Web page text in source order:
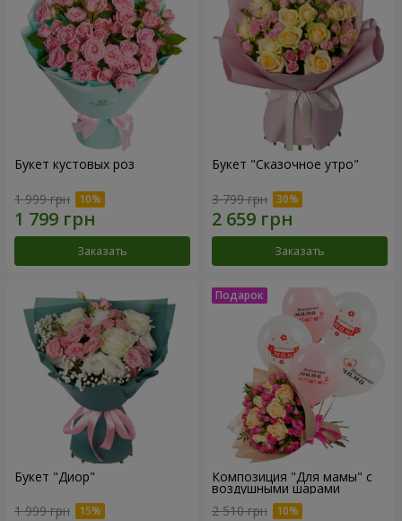
Букет кустовых роз
1 999 грн
Заказать
Букет "Сказочное утро"
3 799 грн
Заказать
Букет "Диор"
1 999 грн
Композиция "Для мамы" с
воздушными шарами
2 510 грн